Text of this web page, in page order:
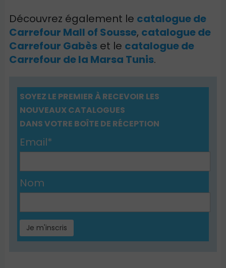
Découvrez également le catalogue de
Carrefour Mall of Sousse, catalogue de
Carrefour Gabèset le catalogue de
Carrefour de la Marsa Tunis.
SOYEZ LE PREMIER À RECEVOIR LES
NOUVEAUX CATALOGUES
DANS VOTRE BOÎTE DE RÉCEPTION
Email*
Nom